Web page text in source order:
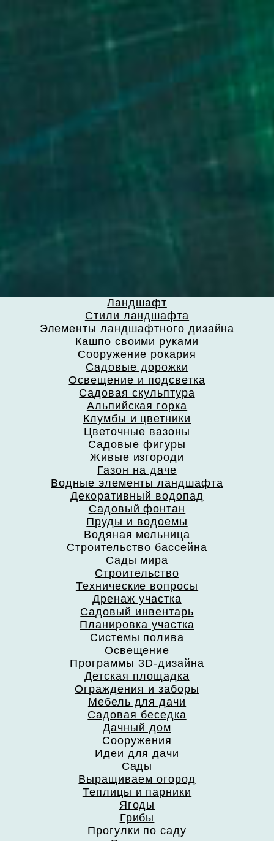
Ландшафт
Стили ландшафта
Элементы ландшафтного дизайна
Кашпо своими руками
Сооружение рокария
Садовые дорожки
Освещение и подсветка
Садовая скульптура
Альпийская горка
Клумбы и цветники
Цветочные вазоны
Садовые фигуры
Живые изгороди
Газон на даче
Водные элементы ландшафта
Декоративный водопад
Садовый фонтан
Пруды и водоемы
Водяная мельница
Строительство бассейна
Сады мира
Строительство
Технические вопросы
Дренаж участка
Садовый инвентарь
Планировка участка
Системы полива
Освещение
Программы 3D-дизайна
Детская площадка
Ограждения и заборы
Мебель для дачи
Садовая беседка
Дачный дом
Сооружения
Идеи для дачи
Сады
Выращиваем огород
Теплицы и парники
Ягоды
Грибы
Прогулки по саду